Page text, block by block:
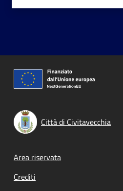
Città di Civitavecchia
Footer menu
Area riservata
Crediti